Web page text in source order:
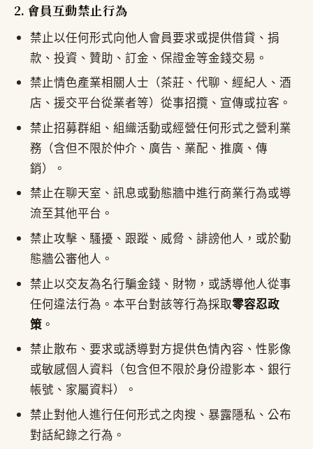
2. 會員互動禁止行為
禁止以任何形式向他人會員要求或提供借貸、捐
款、投資、贊助、訂金、保證金等金錢交易。
禁止情色產業相關人士（茶莊、代聊、經紀人、酒
店、援交平台從業者等）從事招攬、宣傳或拉客。
禁止招募群組、組織活動或經營任何形式之營利業
務（含但不限於仲介、廣告、業配、推廣、傳
銷）。
禁止在聊天室、訊息或動態牆中進行商業行為或導
流至其他平台。
禁止攻擊、騷擾、跟蹤、威脅、誹謗他人，或於動
態牆公審他人。
禁止以交友為名行騙金錢、財物，或誘導他人從事
任何違法行為。本平台對該等行為採取零容忍政
策 。
禁止散布、要求或誘導對方提供色情內容、性影像
或敏感個人資料（包含但不限於身份證影本、銀行
帳號、家屬資料）。
禁止對他人進行任何形式之肉搜、暴露隱私、公布
對話紀錄之行為。